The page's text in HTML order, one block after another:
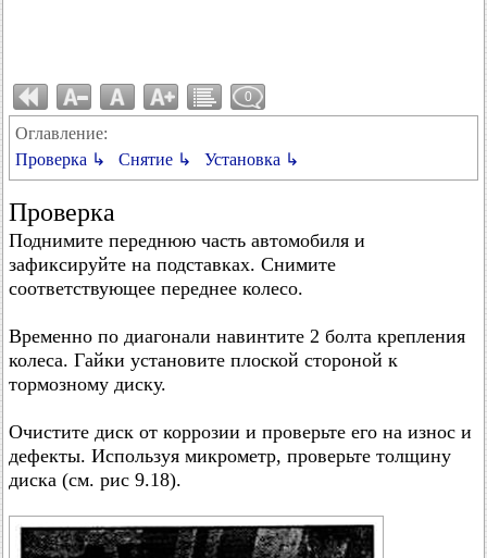
0
Оглавление:
Проверка ↳
Снятие ↳ Установка ↳
Проверка
Поднимите переднюю часть автомобиля и
зафиксируйте на подставках. Снимите
соответствующее переднее колесо.
Временно по диагонали навинтите 2 болта крепления
колеса. Гайки установите плоской стороной к
тормозному диску.
Очистите диск от коррозии и проверьте его на износ и
дефекты. Используя микрометр, проверьте толщину
диска (см. рис 9.18).